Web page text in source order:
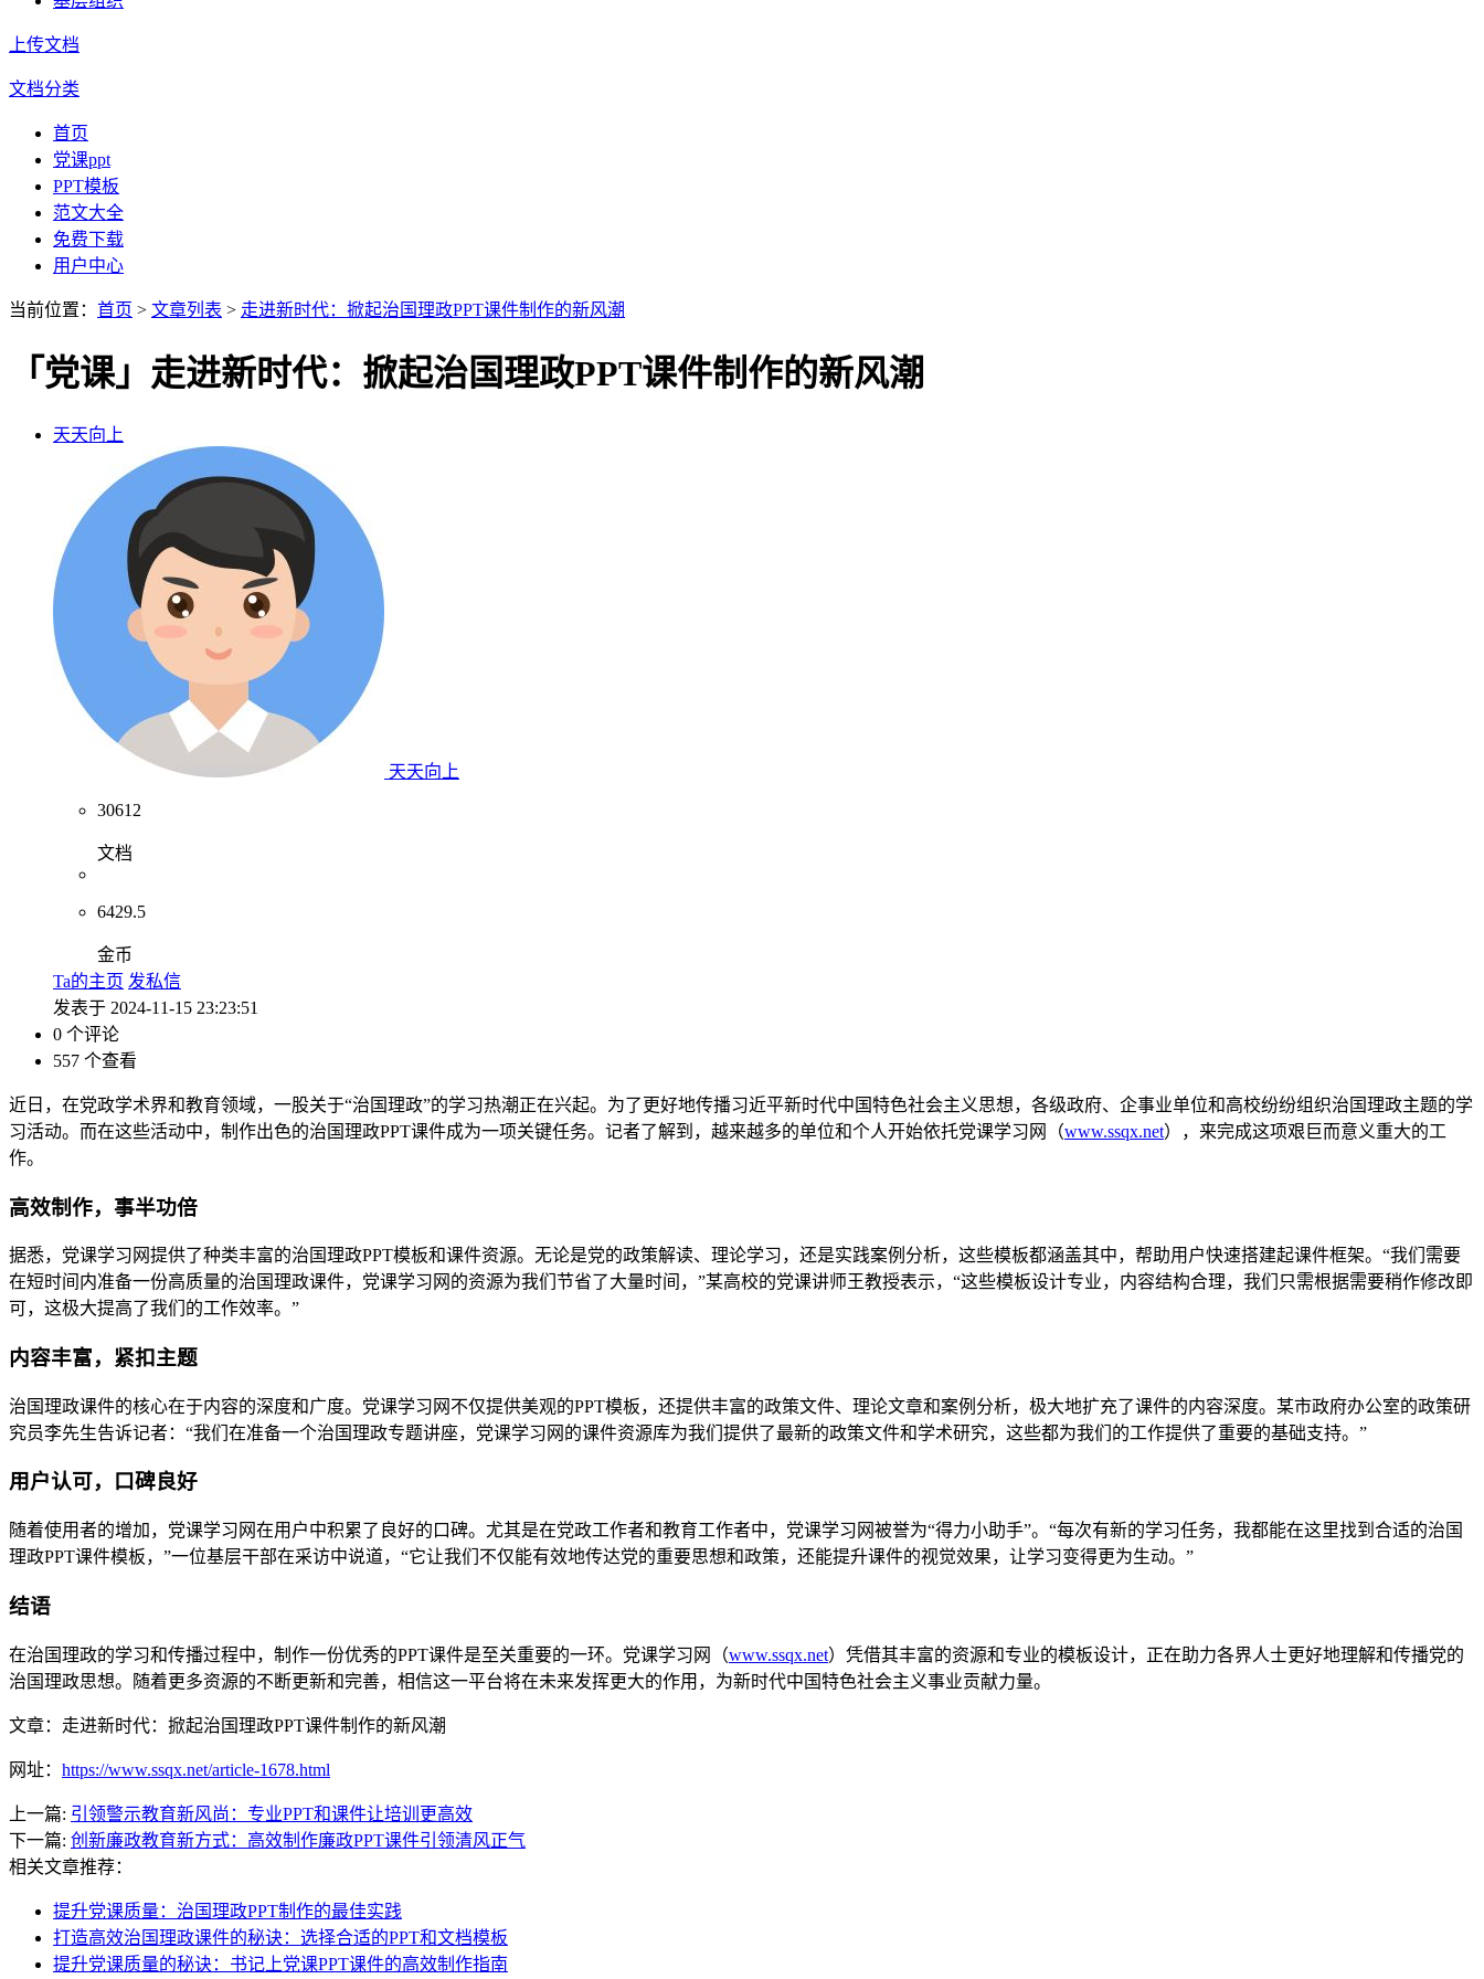
上传文档
文档分类
首页
党课ppt
PPT模板
范文大全
免费下载
用户中心
当前位置： 首页 > 文章列表 > 走进新时代：掀起治国理政PPT课件制作的新风潮
「党课」走进新时代：掀起治国理政PPT课件制作的新风潮
天天向上
天天向上
30612
文档
6429.5
金币
Ta的主页 发私信
发表于 2024-11-15 23:23:51
0 个评论
557 个查看
近日，在党政学术界和教育领域，一股关于“治国理政”的学习热潮正在兴起。为了更好地传播习近平新时代中国特色社会主义思想，各级政府、企事业单位和高校纷纷组织治国理政主题的学
习活动。而在这些活动中，制作出色的治国理政PPT课件成为一项关键任务。记者了解到，越来越多的单位和个人开始依托党课学习网（www.ssqx.net），来完成这项艰巨而意义重大的工
作。
高效制作，事半功倍
据悉，党课学习网提供了种类丰富的治国理政PPT模板和课件资源。无论是党的政策解读、理论学习，还是实践案例分析，这些模板都涵盖其中，帮助用户快速搭建起课件框架。“我们需要
在短时间内准备一份高质量的治国理政课件，党课学习网的资源为我们节省了大量时间，”某高校的党课讲师王教授表示，“这些模板设计专业，内容结构合理，我们只需根据需要稍作修改即
可，这极大提高了我们的工作效率。”
内容丰富，紧扣主题
治国理政课件的核心在于内容的深度和广度。党课学习网不仅提供美观的PPT模板，还提供丰富的政策文件、理论文章和案例分析，极大地扩充了课件的内容深度。某市政府办公室的政策研
究员李先生告诉记者：“我们在准备一个治国理政专题讲座，党课学习网的课件资源库为我们提供了最新的政策文件和学术研究，这些都为我们的工作提供了重要的基础支持。”
用户认可，口碑良好
随着使用者的增加，党课学习网在用户中积累了良好的口碑。尤其是在党政工作者和教育工作者中，党课学习网被誉为“得力小助手”。“每次有新的学习任务，我都能在这里找到合适的治国
理政PPT课件模板，”一位基层干部在采访中说道，“它让我们不仅能有效地传达党的重要思想和政策，还能提升课件的视觉效果，让学习变得更为生动。”
结语
在治国理政的学习和传播过程中，制作一份优秀的PPT课件是至关重要的一环。党课学习网（www.ssqx.net）凭借其丰富的资源和专业的模板设计，正在助力各界人士更好地理解和传播党的
治国理政思想。随着更多资源的不断更新和完善，相信这一平台将在未来发挥更大的作用，为新时代中国特色社会主义事业贡献力量。
文章：走进新时代：掀起治国理政PPT课件制作的新风潮
网址： https://www.ssqx.net/article-1678.html
上一篇: 引领警示教育新风尚：专业PPT和课件让培训更高效
下一篇: 创新廉政教育新方式：高效制作廉政PPT课件引领清风正气
相关文章推荐：
提升党课质量：治国理政PPT制作的最佳实践
打造高效治国理政课件的秘诀：选择合适的PPT和文档模板
提升党课质量的秘诀：书记上党课PPT课件的高效制作指南